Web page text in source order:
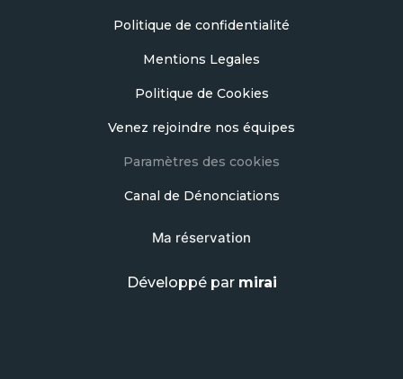
Politique de confidentialité
Mentions Legales
Politique de Cookies
Venez rejoindre nos équipes
Paramètres des cookies
Canal de Dénonciations
Ma réservation
Développé par mirai